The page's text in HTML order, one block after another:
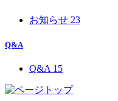
お知らせ 23
Q&A
Q&A 15